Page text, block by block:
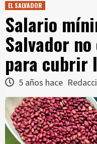
EL SALVADOR
Salario
Salvador
para cubrir
5 años hace